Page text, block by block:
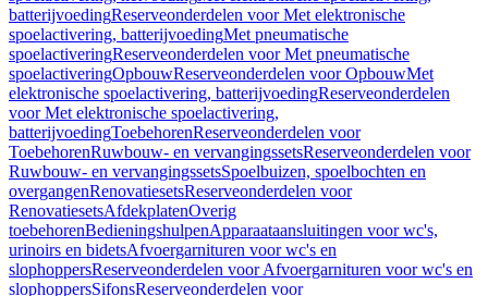
batterijvoedingReserveonderdelen voor Met elektronische
spoelactivering, batterijvoedingMet pneumatische
spoelactiveringReserveonderdelen voor Met pneumatische
spoelactiveringOpbouwReserveonderdelen voor OpbouwMet
elektronische spoelactivering, batterijvoedingReserveonderdelen
voor Met elektronische spoelactivering,
batterijvoedingToebehorenReserveonderdelen voor
ToebehorenRuwbouw- en vervangingssetsReserveonderdelen voor
Ruwbouw- en vervangingssetsSpoelbuizen, spoelbochten en
overgangenRenovatiesetsReserveonderdelen voor
RenovatiesetsAfdekplatenOverig
toebehorenBedieningshulpenApparaataansluitingen voor wc's,
urinoirs en bidetsAfvoergarnituren voor wc's en
slophoppersReserveonderdelen voor Afvoergarnituren voor wc's en
slophoppersSifonsReserveonderdelen voor